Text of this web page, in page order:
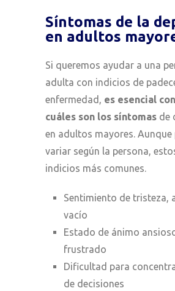
Síntomas de la
en adultos
Si queremos ayudar a una
adulta con indicios de
enfermedad, es esencial
cuáles son los síntomas de
en adultos mayores. Aunque
variar según la persona,
indicios más comunes.
Sentimiento de tristeza,
vacío
Estado de ánimo
frustrado
Dificultad para
de decisiones